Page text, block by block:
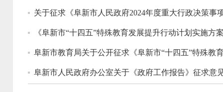
关于征求《阜新市人民政府2024年度重大行政决策
《阜新市“十四五”特殊教育发展提升行动计划实施方
阜新市教育局关于公开征求《阜新市“十四五”特殊教
阜新市人民政府办公室关于《政府工作报告》征求意